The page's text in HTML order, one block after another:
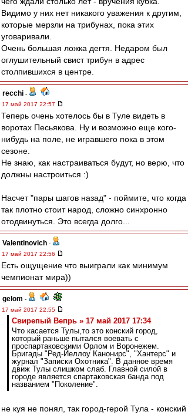
Видимо у них нет никакого уважения к другим,
которые мерзли на трибунах, пока этих
уговаривали.
Очень большая ложка дегтя. Недаром был
оглушительный свист трибун в адрес
столпившихся в центре.
recchi -
17 май 2017 22:57
Теперь очень хотелось бы в Туле видеть в
воротах Песьякова. Ну и возможно еще кого-
нибудь на поле, не игравшего пока в этом
сезоне.
Не знаю, как настраиваться будут, но верю, что
должны настроиться :)
Насчет "пары шагов назад" - поймите, что когда
так плотно стоит народ, сложно синхронно
отодвинуться. Это всегда долго...
Valentinovich -
17 май 2017 22:56
Есть ощущение что выиграли как минимум
чемпионат мира))
gelom -
17 май 2017 22:55
Свирепый Вепрь » 17 май 2017 17:34
Что касается Тулы,то это конский город,
который раньше пытался воевать с
проспартаковскими Орлом и Воронежем.
Бригады "Ред-Йеллоу Канонирс", "Хантерс" и
журнал "Записки Охотника". В данное время
движ Тулы слишком слаб. Главной силой в
городе является спартаковская банда под
названием "Поколение".
не куя не понял, так город-герой Тула - конский